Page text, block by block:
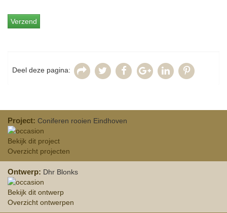
Deel deze pagina:
Project: Coniferen rooien Eindhoven
Bekijk dit project
Overzicht projecten
Ontwerp: Dhr Blonks
Bekijk dit ontwerp
Overzicht ontwerpen